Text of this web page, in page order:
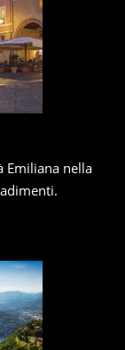
Emiliana nella